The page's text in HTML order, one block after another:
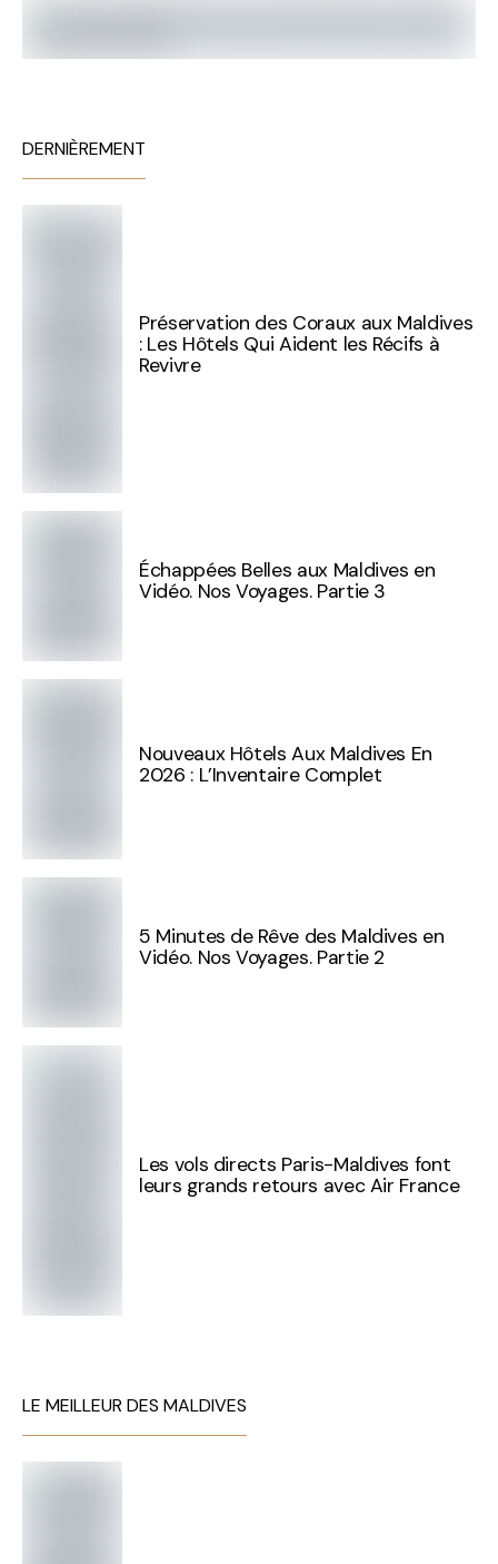
DERNIÈREMENT
Préservation des Coraux aux Maldives
: Les Hôtels Qui Aident les Récifs à
Revivre
Échappées Belles aux Maldives en
Vidéo. Nos Voyages. Partie 3
Nouveaux Hôtels Aux Maldives En
2026 : L’Inventaire Complet
5 Minutes de Rêve des Maldives en
Vidéo. Nos Voyages. Partie 2
Les vols directs Paris-Maldives font
leurs grands retours avec Air France
LE MEILLEUR DES MALDIVES